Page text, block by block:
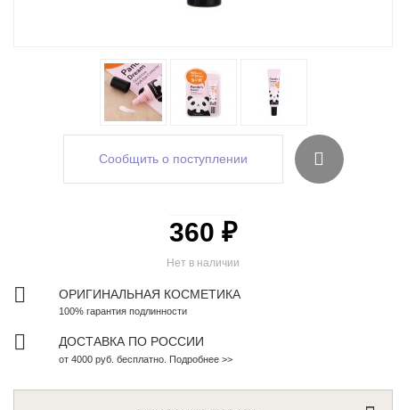
Сообщить о поступлении
Нет в наличии
360 ₽
ОРИГИНАЛЬНАЯ КОСМЕТИКА
100% гарантия подлинности
ДОСТАВКА ПО РОССИИ
от 4000 руб. бесплатно. Подробнее >>